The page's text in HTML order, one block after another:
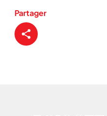
Partager